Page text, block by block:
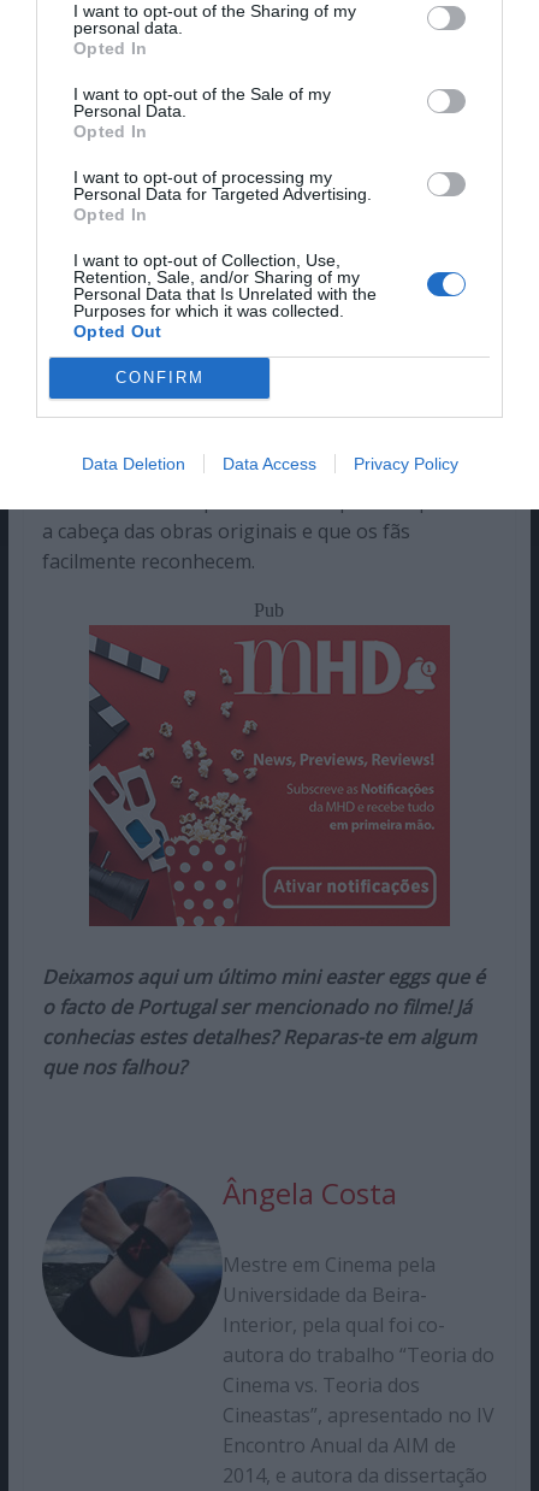
I want to opt-out of the Sharing of my
personal data.
Opted In
I want to opt-out of the Sale of my
Personal Data.
Opted In
I want to opt-out of processing my
Personal Data for Targeted Advertising.
Opted In
I want to opt-out of Collection, Use,
Retention, Sale, and/or Sharing of my
Personal Data that Is Unrelated with the
Purposes for which it was collected.
Opted Out
CONFIRM
Data Deletion Data Access Privacy Policy
MEGATRON ESTÁ FINALMENTE
COMPLETO
Contrariamente ao que acontece com Optimus
Prime e Bumblebbe, vários transformers sofrem
pequenas alterações de filme para filme. Uma
visual quase todos os filmes, contudo, é emO
a cabeça das obras originais e que os fãs
facilmente reconhecem.
Pub
Deixamos aqui um último mini easter eggs que é
o facto de Portugal ser mencionado no filme! Já
conhecias estes detalhes? Reparas-te em algum
que nos falhou?
Ângela Costa
Mestre em Cinema pela
Universidade da Beira-
Interior, pela qual foi co-
autora do trabalho “Teoria do
Cinema vs. Teoria dos
Cineastas”, apresentado no IV
Encontro Anual da AIM de
2014, e autora da dissertação